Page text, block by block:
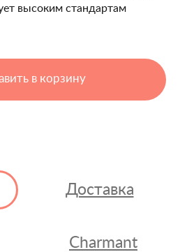
высоким стандартам
в корзину
Доставка
Charmant